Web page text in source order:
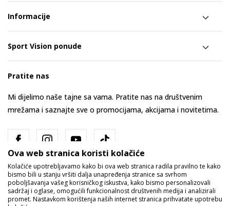
Informacije
Sport Vision ponude
Pratite nas
Mi dijelimo naše tajne sa vama. Pratite nas na društvenim
mrežama i saznajte sve o promocijama, akcijama i novitetima.
Ova web stranica koristi kolačiće
Kolačiće upotrebljavamo kako bi ova web stranica radila pravilno te kako
bismo bili u stanju vršiti dalja unapređenja stranice sa svrhom
poboljšavanja vašeg korisničkog iskustva, kako bismo personalizovali
sadržaj i oglase, omogućili funkcionalnost društvenih medija i analizirali
promet. Nastavkom korištenja naših internet stranica prihvatate upotrebu